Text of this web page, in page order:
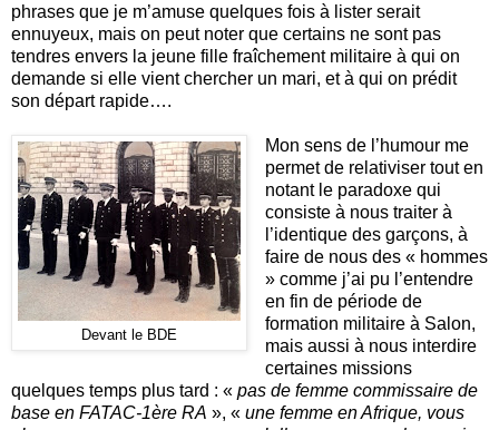
phrases que je m’amuse quelques fois à lister serait
ennuyeux, mais on peut noter que certains ne sont pas
tendres envers la jeune fille fraîchement militaire à qui on
demande si elle vient chercher un mari, et à qui on prédit
son départ rapide….
Devant le BDE
Mon sens de l’humour me
permet de relativiser tout en
notant le paradoxe qui
consiste à nous traiter à
l’identique des garçons, à
faire de nous des « hommes
» comme j’ai pu l’entendre
en fin de période de
formation militaire à Salon,
mais aussi à nous interdire
certaines missions
quelques temps plus tard : « pas de femme commissaire de
base en FATAC-1ère RA », « une femme en Afrique, vous